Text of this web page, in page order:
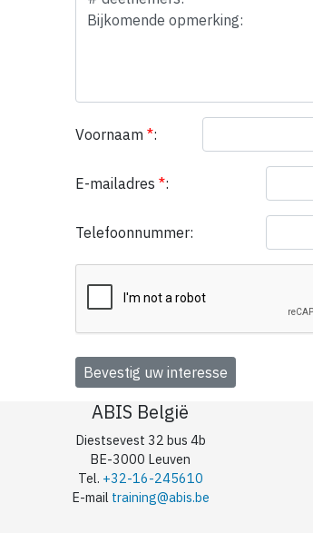
Voornaam *:
E-mailadres *:
Telefoonnummer:
ABIS België
Diestsevest 32 bus 4b
BE-3000 Leuven
Tel. +32-16-245610
E-mail training@abis.be